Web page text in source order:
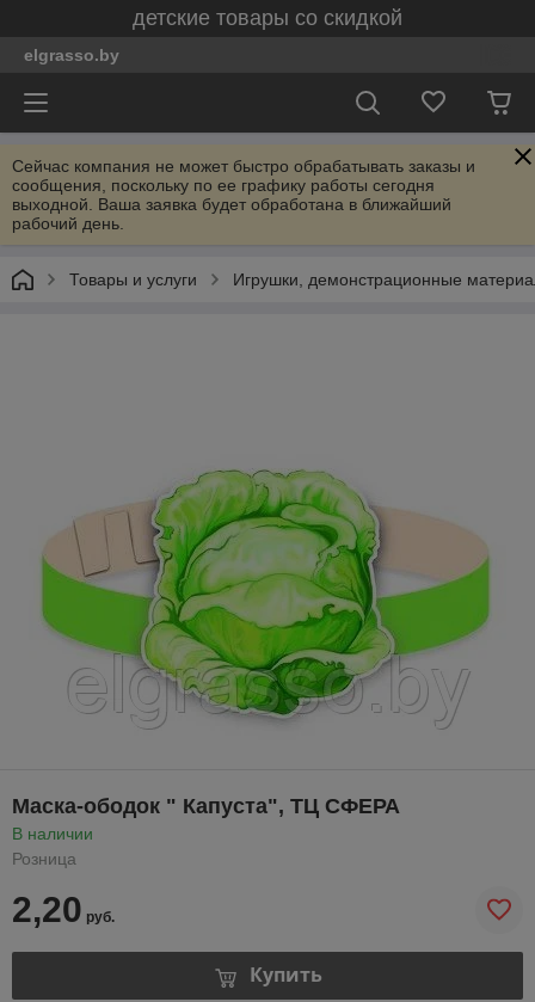
детские товары со скидкой
elgrasso.by
Сейчас компания не может быстро обрабатывать заказы и
сообщения, поскольку по ее графику работы сегодня
выходной. Ваша заявка будет обработана в ближайший
рабочий день.
Товары и услуги Игрушки, демонстрационные
Маска-ободок " Капуста", ТЦ СФЕРА
В наличии
Розница
2,20 руб.
Купить